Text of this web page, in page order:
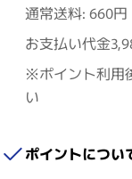
通常送料: 660円
お支払い代金
※ポイント利用
い
ポイントについ